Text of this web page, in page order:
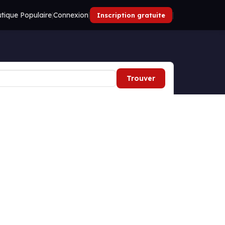
Populaire|Connexion| Inscription gratuite |
Trouver